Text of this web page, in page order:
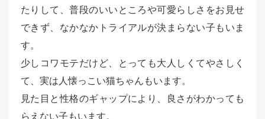
たりして、普段のいいところや可愛らしさをお見せ
できず、なかなかトライアルが決まらない子もいま
す。
少しコワモテだけど、とっても大人しくてやさしく
て、実は人懐っこい猫ちゃんもいます。
見た目と性格のギャップにより、良さがわかっても
らえない子もいます。